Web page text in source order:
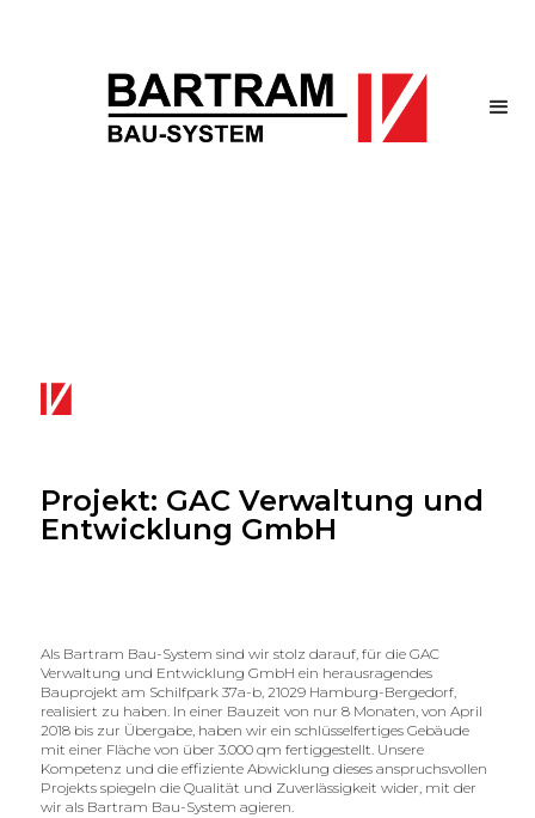
Projekt: GAC Verwaltung und
Entwicklung GmbH
Als Bartram Bau-System sind wir stolz darauf, für die GAC
Verwaltung und Entwicklung GmbH ein herausragendes
Bauprojekt am Schilfpark 37a-b, 21029 Hamburg-Bergedorf,
realisiert zu haben. In einer Bauzeit von nur 8 Monaten, von April
2018 bis zur Übergabe, haben wir ein schlüsselfertiges Gebäude
mit einer Fläche von über 3.000 qm fertiggestellt. Unsere
Kompetenz und die effiziente Abwicklung dieses anspruchsvollen
Projekts spiegeln die Qualität und Zuverlässigkeit wider, mit der
wir als Bartram Bau-System agieren.